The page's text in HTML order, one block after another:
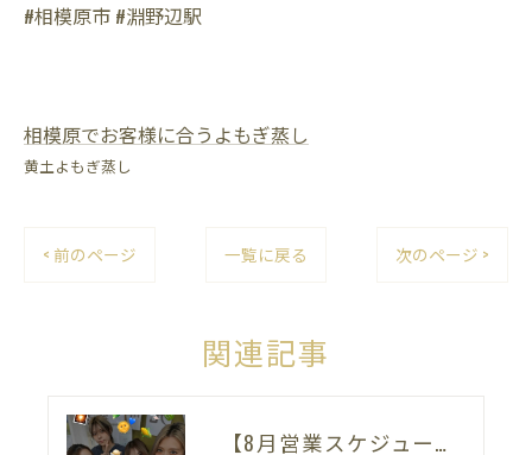
#相模原市 #淵野辺駅
相模原でお客様に合うよもぎ蒸し
黄土よもぎ蒸し
< 前のページ 一覧に戻る 次のページ >
関連記事
【8月営業スケジュールのお知らせ🌻】